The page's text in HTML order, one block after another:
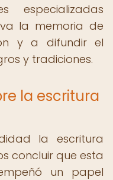
especializadas
la memoria de
y a difundir el
y tradiciones.
la escritura
la escritura
concluir que esta
un papel